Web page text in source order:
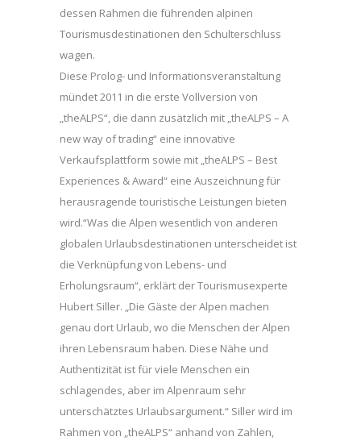
dessen Rahmen die führenden alpinen
Tourismusdestinationen den Schulterschluss
wagen.
Diese Prolog- und Informationsveranstaltung
mündet 2011 in die erste Vollversion von
„theALPS“, die dann zusätzlich mit „theALPS – A
new way of trading“ eine innovative
Verkaufsplattform sowie mit „theALPS – Best
Experiences & Award“ eine Auszeichnung für
herausragende touristische Leistungen bieten
wird.“Was die Alpen wesentlich von anderen
globalen Urlaubsdestinationen unterscheidet ist
die Verknüpfung von Lebens- und
Erholungsraum“, erklärt der Tourismusexperte
Hubert Siller. „Die Gäste der Alpen machen
genau dort Urlaub, wo die Menschen der Alpen
ihren Lebensraum haben. Diese Nähe und
Authentizität ist für viele Menschen ein
schlagendes, aber im Alpenraum sehr
unterschätztes Urlaubsargument.“ Siller wird im
Rahmen von „theALPS“ anhand von Zahlen,